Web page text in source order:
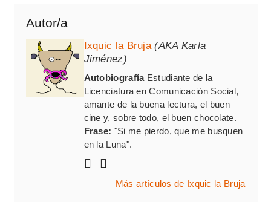
Autor/a
Ixquic la Bruja (AKA Karla
Jiménez)
AutobiografíaEstudiante de la
Licenciatura en Comunicación Social,
amante de la buena lectura, el buen
cine y, sobre todo, el buen chocolate.
Frase: "Si me pierdo, que me busquen
en la Luna".
Más artículos de Ixquic la Bruja